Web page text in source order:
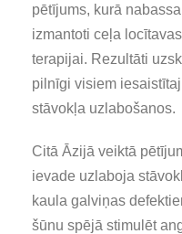
pētījums, kurā
izmantoti ceļa
terapijai. Rezultāti
pilnīgi visiem
stāvokļa uzlabošanos.
Citā Āzijā veiktā
ievade uzlaboja
kaula galviņas
šūnu spējā stimulēt